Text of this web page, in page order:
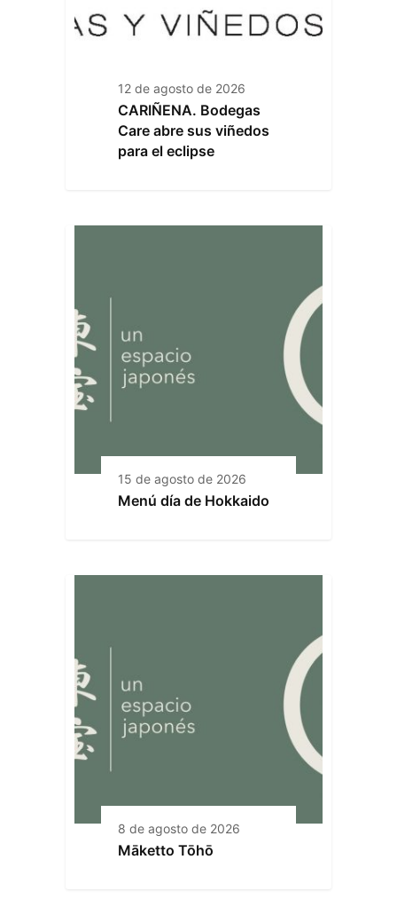
12 de agosto de 2026
CARIÑENA. Bodegas
Care abre sus viñedos
para el eclipse
15 de agosto de 2026
Menú día de Hokkaido
8 de agosto de 2026
Māketto Tōhō